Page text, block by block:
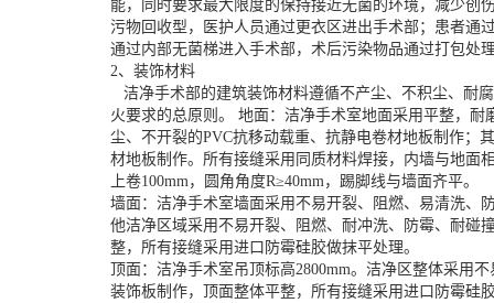
能，同时要求最大限度的保持接近无菌的环境，减少创
污物回收型，医护人员通过更衣区进出手术部；患者通
通过内部无菌梯进入手术部，术后污染物品通过打包处
2、装饰材料
洁净手术部的建筑装饰材料遵循不产尘、不积尘、耐
火要求的总原则。 地面：洁净手术室地面采用平整，耐
尘、不开裂的PVC抗移动载重、抗静电卷材地板制作；
材地板制作。所有接缝采用同质材料焊接，内墙与地面
上卷100mm，圆角角度R≥40mm，踢脚线与墙面齐平。
墙面：洁净手术室墙面采用不易开裂、阻燃、易清洗、
他洁净区域采用不易开裂、阻燃、耐冲洗、防霉、耐碰
整，所有接缝采用进口防霉硅胶做抹平处理。
顶面：洁净手术室吊顶标高2800mm。洁净区整体采用
装饰板制作，顶面整体平整，所有接缝采用进口防霉硅